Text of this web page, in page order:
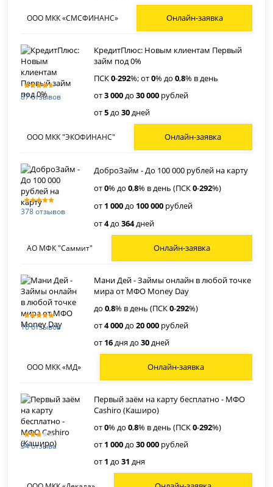
ООО МКК «СМСФИНАНС» Онлайн-заявка
87 отзывов
КредитПлюс: Новым клиентам Первый
займ под 0%
ПСК0-292%; от0% до0,8% в день
от3 000до30 000 рублей
от5до30дней
ООО МКК "ЭКОФИНАНС" Онлайн-заявка
378 отзывов
ДоброЗайм - До 100 000 рублей на карту
от0% до0,8% в день (ПСК0-292%)
от 1 000до 100 000 рублей
от4до364дней
АО МФК "Саммит" Онлайн-заявка
16 отзывов
Мани Дей - Займы онлайн в любой точке
мира от МФО Money Day
до0,8% в день (ПСК0-292%)
от4 000до20 000 рублей
от 16дня до30дней
ООО МКК «МД» Онлайн-заявка
34 отзыва
Первый заём на карту бесплатно - МФО
Cashiro (Каширо)
от0% до0,8% в день (ПСК0-292%)
от 1 000до30 000 рублей
от 1 до31 дня